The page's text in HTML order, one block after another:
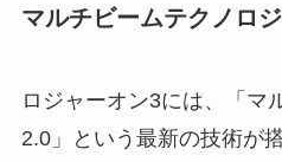
マルチビームテクノロ
ロジャーオン3には、「マ
2.0」という最新の技術が